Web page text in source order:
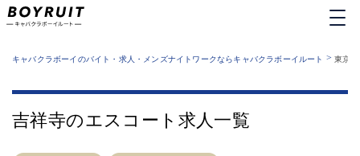
業種から探す
運営者情報
サイトマップ
キャバクラボーイのバイト・求人・メンズナイトワークならキャバクラボーイルート > 東京
吉祥寺のエスコート求人一覧
六本木
池袋